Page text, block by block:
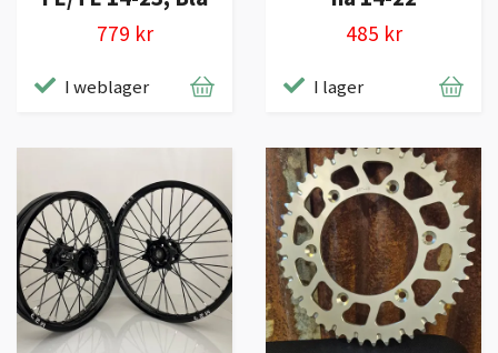
779 kr
I weblager
485 kr
I lager